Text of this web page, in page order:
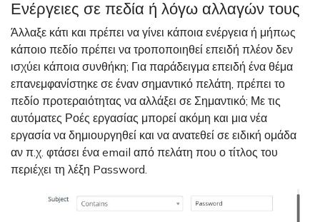
Ενέργειες σε πεδία ή λόγω αλλαγών τους
Άλλαξε κάτι και πρέπει να γίνει κάποια ενέργεια ή μήπως
κάποιο πεδίο πρέπει να τροποποιηθεί επειδή πλέον δεν
ισχύει κάποια συνθήκη; Για παράδειγμα επειδή ένα θέμα
επανεμφανίστηκε σε έναν σημαντικό πελάτη, πρέπει το
πεδίο προτεραιότητας να αλλάξει σε Σημαντικό; Με τις
αυτόματες Ροές εργασίας μπορεί ακόμη και μια νέα
εργασία να δημιουργηθεί και να ανατεθεί σε ειδική ομάδα
αν π.χ. φτάσει ένα email από πελάτη που ο τίτλος του
περιέχει τη λέξη Password.